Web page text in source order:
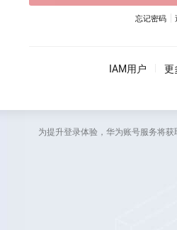
忘记密码
IAM用户 更
为提升登录体验，华为账号服务将获